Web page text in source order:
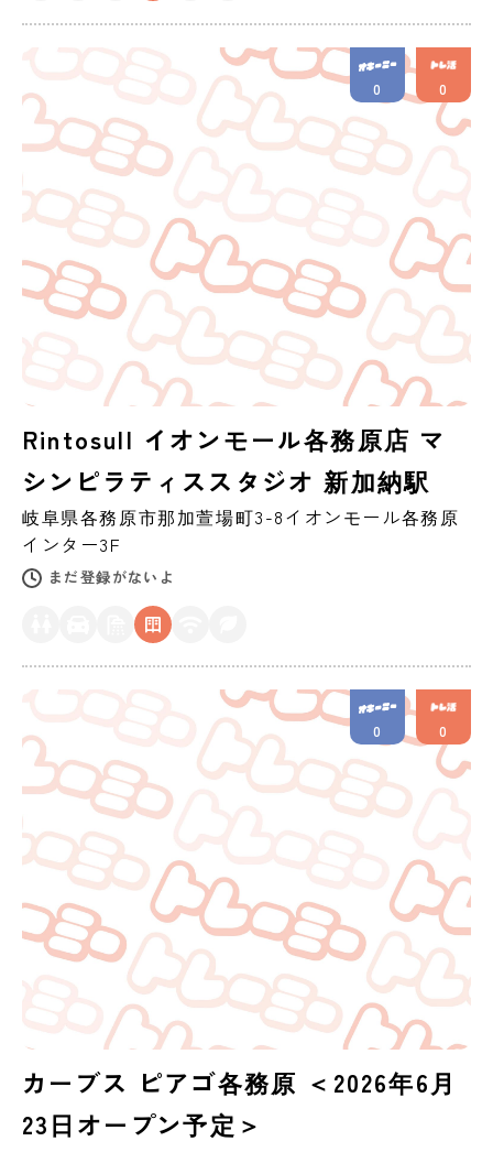
Rintosull イオンモール各務原店 マ
シンピラティススタジオ 新加納駅
岐阜県各務原市那加萱場町3-8イオンモール各務原
インター3F
まだ登録がないよ
0 0
カーブス ピアゴ各務原 ＜2026年6月
23日オープン予定＞
0 0